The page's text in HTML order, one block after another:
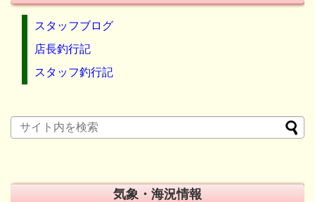
スタッフブログ
店長釣行記
スタッフ釣行記
気象・海況情報